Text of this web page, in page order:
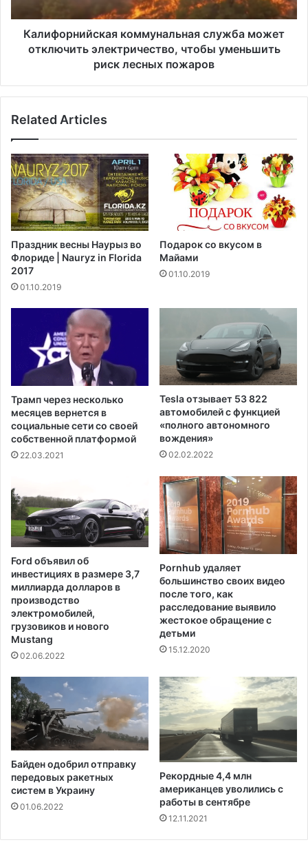
у
о
у
и
а
н
е
и
я
о
у
н
а
л
ь
н
а
я
с
л
у
ж
е
т
о
т
ю
ч
и
т
э
е
к
т
р
и
е
с
т
в
о
ч
т
б
у
Калифорнийская коммунальная служба может
отключить электричество, чтобы уменьшить
риск лесных пожаров
Related Articles
Праздник весны Наурыз во
Флориде | Nauryz in Florida
2017
01.10.2019
Подарок со вкусом в
Майами
01.10.2019
Трамп через несколько
месяцев вернется в
социальные сети со своей
собственной платформой
22.03.2021
Tesla отзывает 53 822
автомобилей с функцией
«полного автономного
вождения»
02.02.2022
Ford объявил об
инвестициях в размере 3,7
миллиарда долларов в
производство
электромобилей,
грузовиков и нового
Mustang
02.06.2022
Pornhub удаляет
большинство своих видео
после того, как
расследование выявило
жестокое обращение с
детьми
15.12.2020
Байден одобрил отправку
передовых ракетных
систем в Украину
01.06.2022
Рекордные 4,4 млн
американцев уволились с
работы в сентябре
12.11.2021